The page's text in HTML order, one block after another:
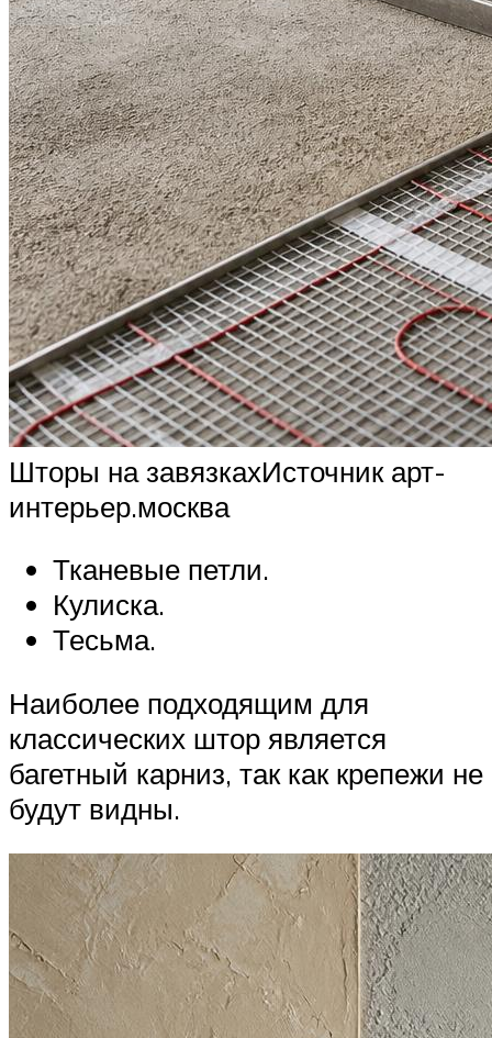
Шторы на завязкахИсточник арт-
интерьер.москва
Тканевые петли.
Кулиска.
Тесьма.
Наиболее подходящим для
классических штор является
багетный карниз, так как крепежи не
будут видны.